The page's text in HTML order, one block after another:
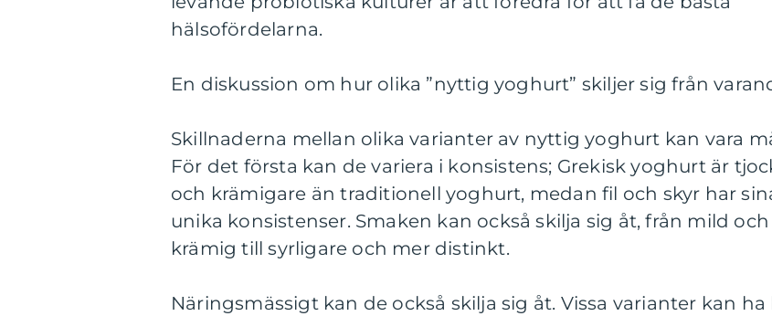
hälsofördelarna.
En diskussion om hur olika ”nyttig yoghurt” skiljer sig från
Skillnaderna mellan olika varianter av nyttig yoghurt kan vara
För det första kan de variera i konsistens; Grekisk yoghurt är
och krämigare än traditionell yoghurt, medan fil och skyr har
unika konsistenser. Smaken kan också skilja sig åt, från mild och
krämig till syrligare och mer distinkt.
Näringsmässigt kan de också skilja sig åt. Vissa varianter kan